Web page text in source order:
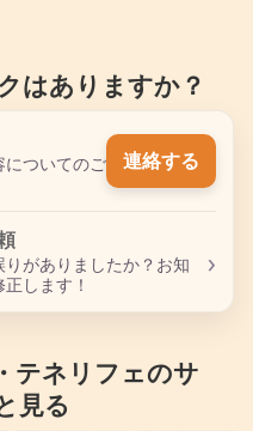
はありますか？
についてのご
連絡する
がありましたか？お知
します！
›
テネリフェのサ
見る